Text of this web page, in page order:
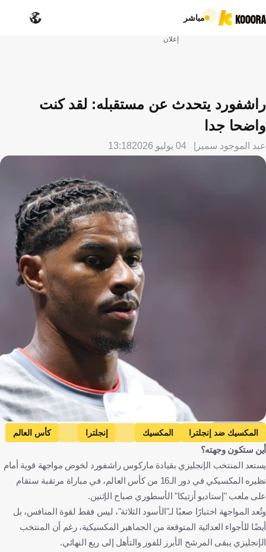
مباشر
إعلان
راشفورد يتحدث عن مستقبله: لقد كنت
واضحا جدا
عبد الموجود سمير 04 يوليو 2026 13:18
Getty Images
المكسيك ضد إنجلترا المكسيك إنجلترا
كأس العالم
ماركوس راشفورد
كرة قدم
أين ستكون وجهته؟
يستعد المنتخب الإنجليزي بقيادة ماركوس راشفورد لخوض مواجهة قوية أمام
نظيره المكسيكي في دور الـ16 من كأس العالم، في مباراة مرتقبة ستقام
على ملعب "إستاديو أزتيكا" الأسطوري صباح الإثنين.
وتُعد المواجهة اختبارًا صعبًا لـ"الأسود الثلاثة"، ليس فقط لقوة المنافس، بل
أيضًا للأجواء العدائية المتوقعة من الجماهير المكسيكية، رغم أن المنتخب
الإنجليزي يبقى المرشح الأبرز للفوز والتأهل إلى ربع النهائي.